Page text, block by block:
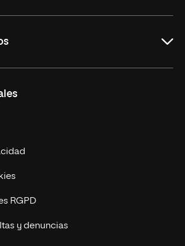
RGPD
y denuncias